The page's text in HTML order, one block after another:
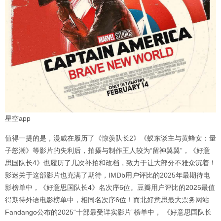
星空app
值得一提的是，漫威在履历了《惊羡队长2》《蚁东谈主与黄蜂女：量
子怒潮》等影片的失利后，拍摄与制作王人较为“留神翼翼”，《好意
思国队长4》也履历了几次补拍和改档，致力于让大部分不雅众沉着！
影迷关于这部影片也充满了期待，IMDb用户评比的2025年最期待电
影榜单中，《好意思国队长4》名次序6位。豆瓣用户评比的2025最值
得期待外语电影榜单中，相同名次序6位！而北好意思最大票务网站
Fandango公布的2025“十部最受详实影片”榜单中， 《好意思国队长